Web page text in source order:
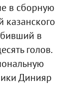
в сборную
в
голов.
Динияр